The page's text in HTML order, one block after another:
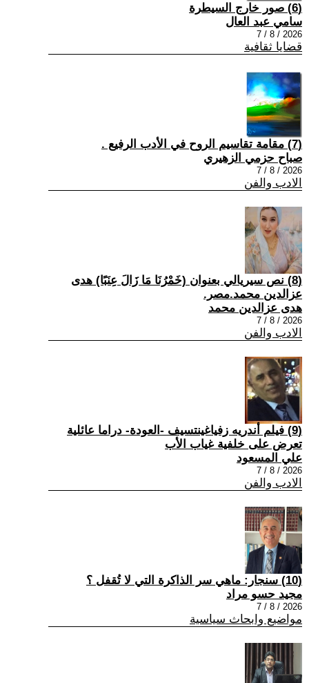
(6) صور خارج السيطرة
سامي عبد العال
2026 / 8 / 7
قضايا ثقافية
(7) مقامة تقاسيم الروح في الأدب الرفيع .
صباح حزمي الزهيري
2026 / 8 / 7
الادب والفن
(8) نص سيريالي بعنوان (خَمْرُنَا مَا زَالَ عِنَبًا) هدى
عزالدين محمد.مصر.
هدى عزالدين محمد
2026 / 8 / 7
الادب والفن
(9) فيلم أندريه زفياغينتسيف -العودة- دراما عائلية
تعرض على خلفية غياب الأب
علي المسعود
2026 / 8 / 7
الادب والفن
(10) سنجار: ماهي سر الذاكرة التي لا تُقفل ؟
مجيد حسو مراد
2026 / 8 / 7
مواضيع وابحاث سياسية